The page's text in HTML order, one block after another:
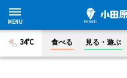
34°C 食べる 見る・遊ぶ